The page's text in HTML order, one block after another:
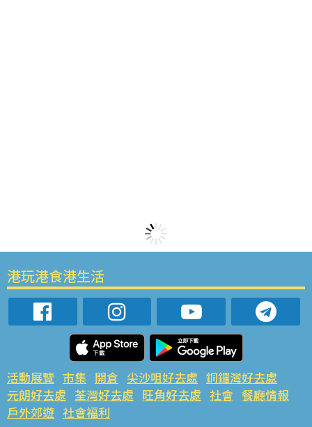
港玩港食港生活
活動展覽 市集 開倉 尖沙咀好去處 銅鑼灣好去處
元朗好去處 荃灣好去處 旺角好去處 社會 餐廳情報
戶外郊遊 社會福利